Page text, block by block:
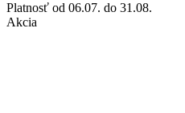
Platnosť od 06.07. do 31.08.
Akcia